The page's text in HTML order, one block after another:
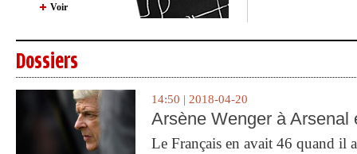
Voir
Dossiers
14:50 | 2018-04-20
Arsène Wenger à Arsenal
Le Français en avait 46 quand il